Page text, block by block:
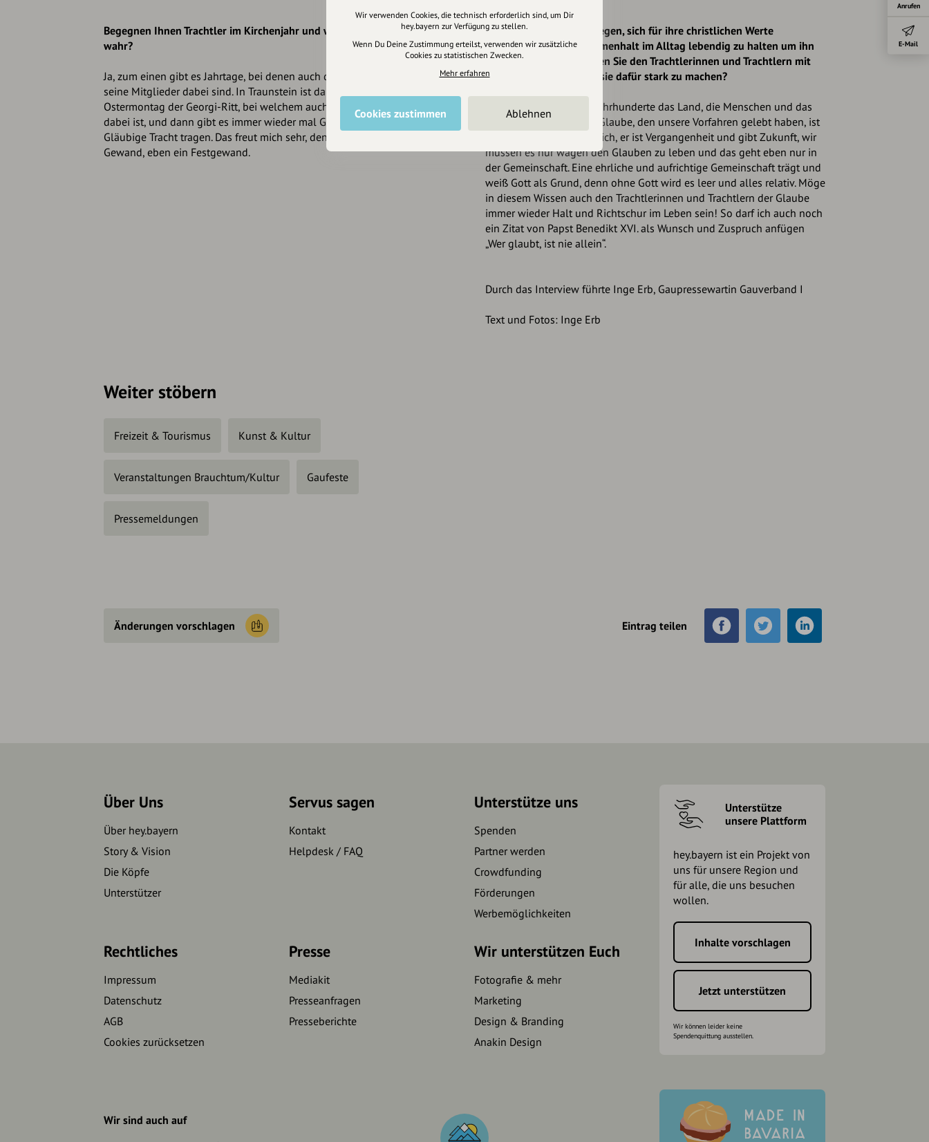
Begegnen Ihnen Trachtler im Kirchenjahr und wie nehmen Sie das
wahr?
Ja, zum einen gibt es Jahrtage, bei denen auch der Trachtenverein und
seine Mitglieder dabei sind. In Traunstein ist dann noch am
Ostermontag der Georgi-Ritt, bei welchem auch der Trachtenverein
dabei ist, und dann gibt es immer wieder mal Gottesdienste, an denen
Gläubige Tracht tragen. Das freut mich sehr, denn es ist ja ein schönes
Gewand, eben ein Festgewand.
Die Gesellschaft zu bewegen, sich für ihre christlichen Werte
einzusetzen, den Zusammenhalt im Alltag lebendig zu halten um ihn
zu meistern. Was möchten Sie den Trachtlerinnen und Trachtlern mit
auf den Weg geben, um sie dafür stark zu machen?
Unser Glaube hat über Jahrhunderte das Land, die Menschen und das
Brauchtum geprägt. Der Glaube, den unsere Vorfahren gelebt haben, ist
Gabe und Aufgabe zugleich, er ist Vergangenheit und gibt Zukunft, wir
müssen es nur wagen den Glauben zu leben und das geht eben nur in
der Gemeinschaft. Eine ehrliche und aufrichtige Gemeinschaft trägt und
weiß Gott als Grund, denn ohne Gott wird es leer und alles relativ. Möge
in diesem Wissen auch den Trachtlerinnen und Trachtlern der Glaube
immer wieder Halt und Richtschur im Leben sein! So darf ich auch noch
ein Zitat von Papst Benedikt XVI. als Wunsch und Zuspruch anfügen
„Wer glaubt, ist nie allein“.
Durch das Interview führte Inge Erb, Gaupressewartin Gauverband I
Text und Fotos: Inge Erb
Weiter stöbern
Freizeit & Tourismus Kunst & Kultur
Veranstaltungen Brauchtum/Kultur Gaufeste
Pressemeldungen
Eintrag teilen
Änderungen vorschlagen
Anrufen
E-Mail
Über Uns
Über hey.bayern
Story & Vision
Die Köpfe
Unterstützer
Servus sagen
Kontakt
Helpdesk / FAQ
Unterstütze uns
Spenden
Partner werden
Crowdfunding
Förderungen
Werbemöglichkeiten
Rechtliches
Impressum
Datenschutz
AGB
Cookies zurücksetzen
Presse
Mediakit
Presseanfragen
Presseberichte
Wir unterstützen Euch
Fotografie & mehr
Marketing
Design & Branding
Anakin Design
Unterstütze
unsere Plattform
hey.bayern ist ein Projekt von
uns für unsere Region und
für alle, die uns besuchen
wollen.
Inhalte vorschlagen
Jetzt unterstützen
Wir können leider keine
Spendenquittung ausstellen.
Wir sind auch auf
Wir verwenden Cookies, die technisch erforderlich sind, um Dir
hey.bayern zur Verfügung zu stellen.
Wenn Du Deine Zustimmung erteilst, verwenden wir zusätzliche
Cookies zu statistischen Zwecken.
Mehr erfahren
Cookies zustimmen Ablehnen